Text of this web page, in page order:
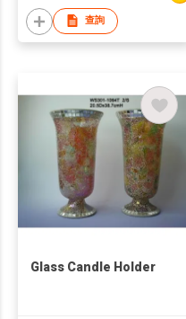
查詢
Glass Candle Holder